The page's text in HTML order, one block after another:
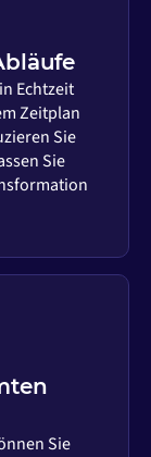
Echtzeit
Zeitplan
Sie
Sie
Sie